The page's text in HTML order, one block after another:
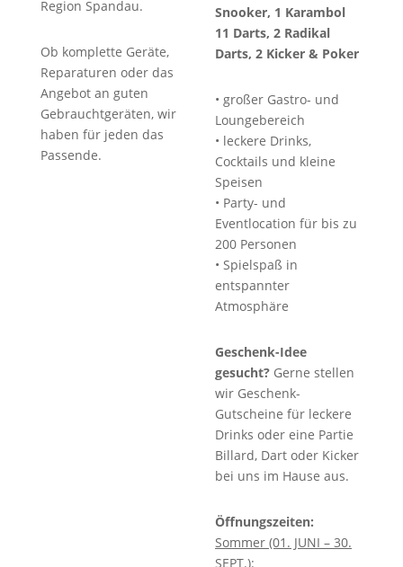
Region Spandau.
Ob komplette Geräte,
Reparaturen oder das
Angebot an guten
Gebrauchtgeräten, wir
haben für jeden das
Passende.
Snooker, 1 Karambol
11 Darts, 2 Radikal
Darts, 2 Kicker & Poker
• großer Gastro- und
Loungebereich
• leckere Drinks,
Cocktails und kleine
Speisen
• Party- und
Eventlocation für bis zu
200 Personen
• Spielspaß in
entspannter
Atmosphäre
Geschenk-Idee
gesucht?Gerne stellen
wir Geschenk-
Gutscheine für leckere
Drinks oder eine Partie
Billard, Dart oder Kicker
bei uns im Hause aus.
Öffnungszeiten:
Sommer (01. JUNI – 30.
SEPT.):